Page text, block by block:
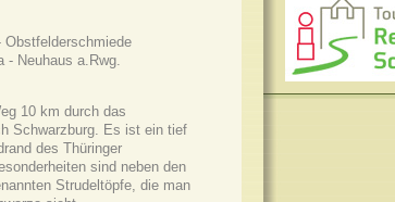
Neuhaus a.Rwg.
10 km durch das
Schwarzburg. Es ist ein tief
des Thüringer
sind neben den
Strudeltöpfe, die man